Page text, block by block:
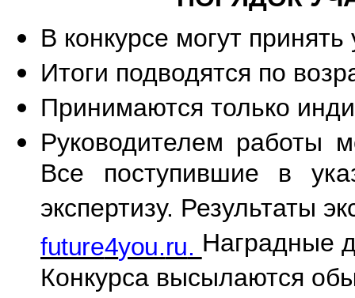
В конкурсе могут
Итоги подводятся по
Принимаются только
Руководителем работы
Все поступившие в
экспертизу. Результаты
future4you.ru. Наградные
Конкурса высылаются